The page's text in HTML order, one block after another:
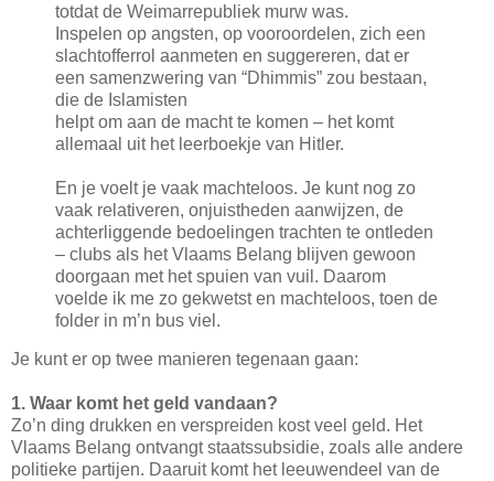
totdat de Weimarrepubliek murw was.
Inspelen op angsten, op vooroordelen, zich een
slachtofferrol aanmeten en suggereren, dat er
een samenzwering van “Dhimmis” zou bestaan,
die de Islamisten
helpt om aan de macht te komen – het komt
allemaal uit het leerboekje van Hitler.
En je voelt je vaak machteloos. Je kunt nog zo
vaak relativeren, onjuistheden aanwijzen, de
achterliggende bedoelingen trachten te ontleden
– clubs als het Vlaams Belang blijven gewoon
doorgaan met het spuien van vuil. Daarom
voelde ik me zo gekwetst en machteloos, toen de
folder in m’n bus viel.
Je kunt er op twee manieren tegenaan gaan:
1. Waar komt het geld vandaan?
Zo’n ding drukken en verspreiden kost veel geld. Het
Vlaams Belang ontvangt staatssubsidie, zoals alle andere
politieke partijen. Daaruit komt het leeuwendeel van de